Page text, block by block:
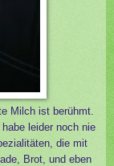
Milch ist berühmt.
leider noch nie
die mit
Brot, und eben